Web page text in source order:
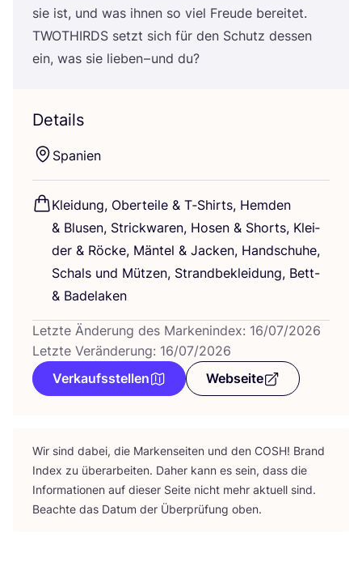
sie ist, und was ihnen so viel Freu­de berei­tet.
TWOT­HIRDS setzt sich für den Schutz des­sen
ein, was sie lie­ben – und du?
Details
Spa­ni­en
Klei­dung, Ober­tei­le & T‑Shirts, Hem­den
& Blu­sen, Strick­wa­ren, Hosen & Shorts, Klei­
der & Röcke, Män­tel & Jacken, Hand­schu­he,
Schals und Müt­zen, Strand­be­klei­dung, Bett-
& Badelaken
Letzte Änderung des Markenindex: 16/07/2026
Letzte Veränderung: 16/07/2026
Verkaufsstellen
Webseite
Wir sind dabei, die Mar­ken­sei­ten und den COSH! Brand
Index zu über­ar­bei­ten. Daher kann es sein, dass die
Infor­ma­tio­nen auf die­ser Sei­te nicht mehr aktu­ell sind.
Beach­te das Datum der Über­prü­fung oben.